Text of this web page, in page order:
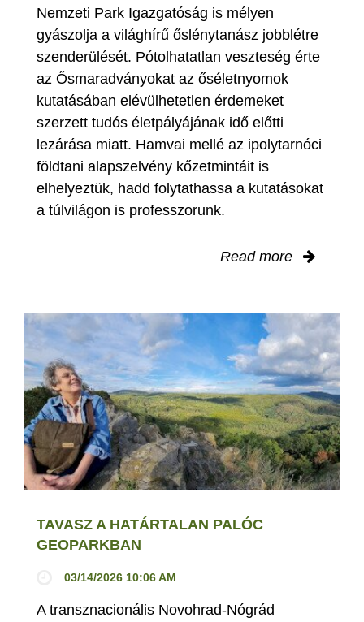
Nemzeti Park Igazgatóság is mélyen
gyászolja a világhírű őslénytanász jobblétre
szenderülését. Pótolhatatlan veszteség érte
az Ősmaradványokat az őséletnyomok
kutatásában elévülhetetlen érdemeket
szerzett tudós életpályájának idő előtti
lezárása miatt. Hamvai mellé az ipolytarnóci
földtani alapszelvény kőzetmintáit is
elhelyeztük, hadd folytathassa a kutatásokat
a túlvilágon is professzorunk.
Read more
TAVASZ A HATÁRTALAN PALÓC
GEOPARKBAN
03/14/2026 10:06 AM
A transznacionális Novohrad-Nógrád